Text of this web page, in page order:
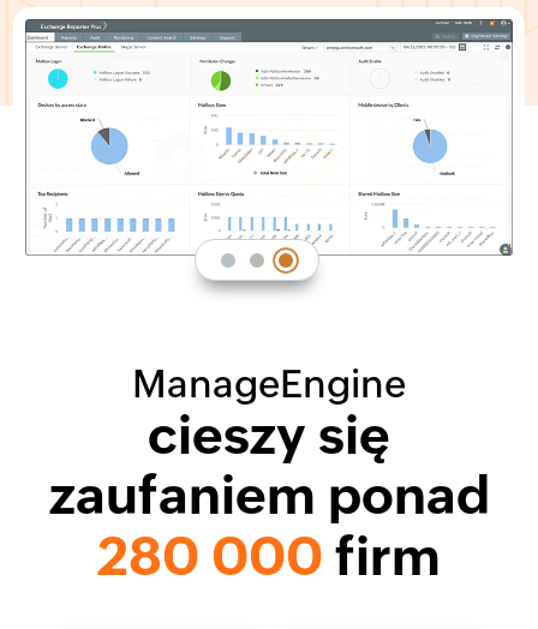
ManageEngine
cieszy się
zaufaniem ponad
280 000 firm